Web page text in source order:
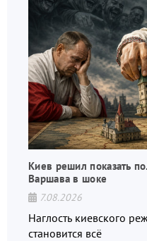
Киев решил показать
Варшава в шоке
7.08.2026
Наглость киевского
становится всё